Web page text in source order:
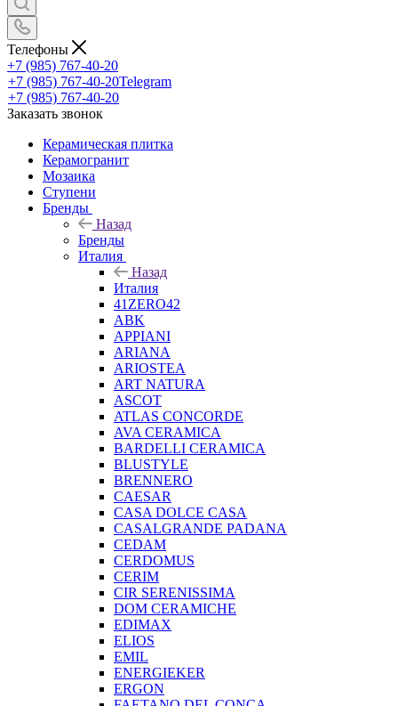
Телефоны
+7 (985) 767-40-20
+7 (985) 767-40-20Telegram
+7 (985) 767-40-20
Заказать звонок
Керамическая плитка
Керамогранит
Мозаика
Ступени
Бренды
Назад
Бренды
Италия
Назад
Италия
41ZERO42
ABK
APPIANI
ARIANA
ARIOSTEA
ART NATURA
ASCOT
ATLAS CONCORDE
AVA CERAMICA
BARDELLI CERAMICA
BLUSTYLE
BRENNERO
CAESAR
CASA DOLCE CASA
CASALGRANDE PADANA
CEDAM
CERDOMUS
CERIM
CIR SERENISSIMA
DOM CERAMICHE
EDIMAX
ELIOS
EMIL
ENERGIEKER
ERGON